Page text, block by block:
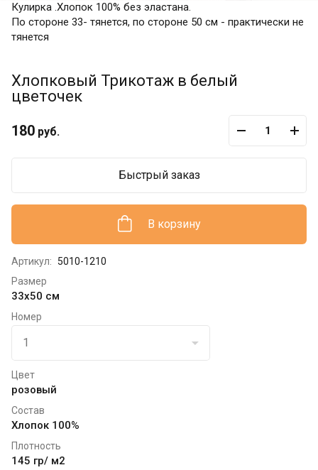
Кулирка .Хлопок 100% без эластана.
По стороне 33- тянется, по стороне 50 см - практически не
тянется
Хлопковый Трикотаж в белый
цветочек
180 руб.
В корзину
Быстрый заказ
Артикул:
5010-1210
Размер
33х50 см
Номер
Цвет
розовый
Состав
Хлопок 100%
Плотность
145 гр/ м2